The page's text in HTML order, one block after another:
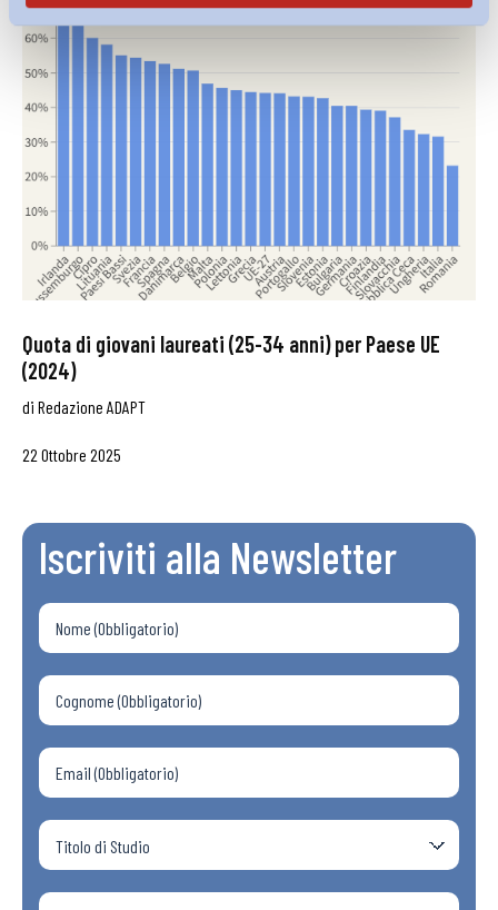
Quota di giovani laureati (25-34 anni) per Paese UE
(2024)
di Redazione ADAPT
22 Ottobre 2025
Iscriviti alla Newsletter